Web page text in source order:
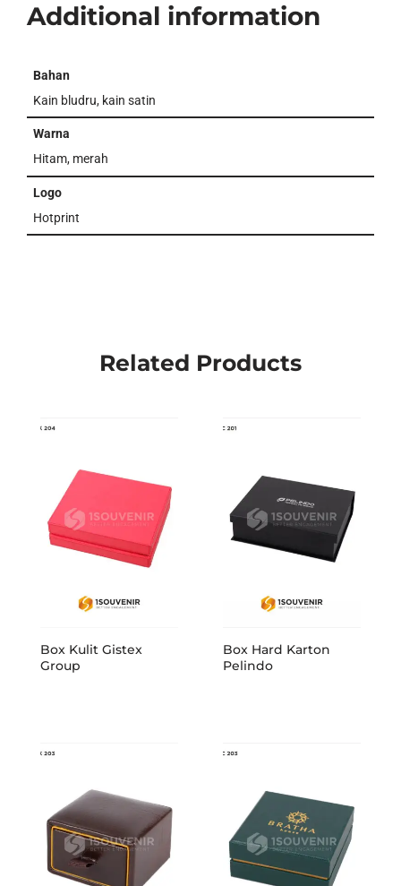
Additional information
Bahan
Kain bludru, kain satin
Warna
Hitam, merah
Logo
Hotprint
Related Products
Box Kulit Gistex
Group
Box Hard Karton
Pelindo